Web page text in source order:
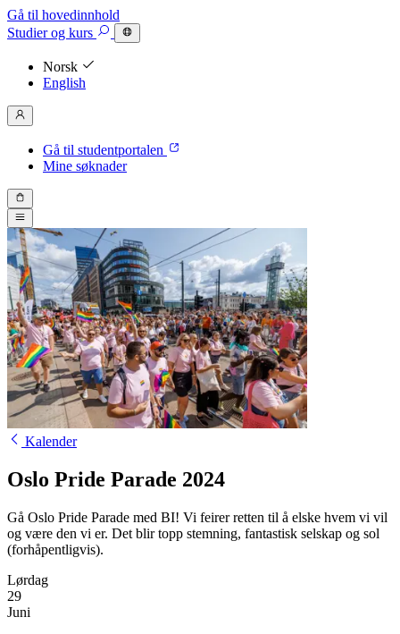
Gå til hovedinnhold
Studierog kurs
Norsk
English
Gå til studentportalen
Mine søknader
Kalender
Oslo Pride Parade 2024
Gå Oslo Pride Parade med BI! Vi feirer retten til å elske hvem vi vil
og være den vi er. Det blir topp stemning, fantastisk selskap og sol
(forhåpentligvis).
Lørdag
29
Juni